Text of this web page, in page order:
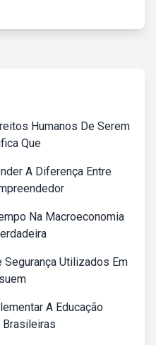
Humanos De Serem
Que
A Diferença Entre
Na Macroeconomia
Utilizados Em
A Educação
Brasileiras